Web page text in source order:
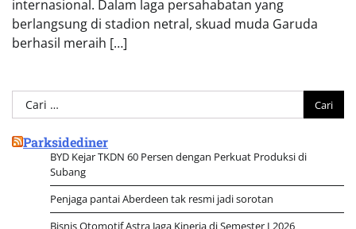
internasional. Dalam laga persahabatan yang
berlangsung di stadion netral, skuad muda Garuda
berhasil meraih […]
Cari
untuk:
Parksidediner
BYD Kejar TKDN 60 Persen dengan Perkuat Produksi di
Subang
Penjaga pantai Aberdeen tak resmi jadi sorotan
Bisnis Otomotif Astra Jaga Kinerja di Semester I 2026